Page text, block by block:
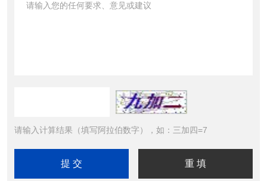
请输入计算结果（填写阿拉伯数字），如：三加四=7